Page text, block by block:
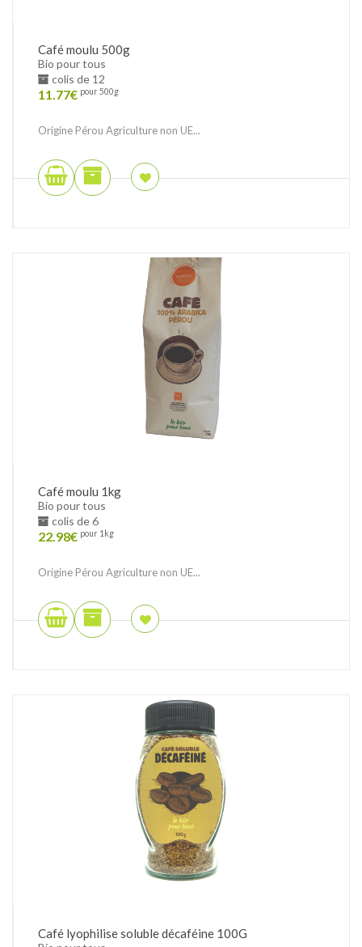
Café moulu 500g
Bio pour tous
colis de 12
11.77€ pour 500g
Origine Pérou Agriculture non UE...
Café moulu 1kg
Bio pour tous
colis de 6
22.98€ pour 1kg
Origine Pérou Agriculture non UE...
Café lyophilise soluble décaféine 100G